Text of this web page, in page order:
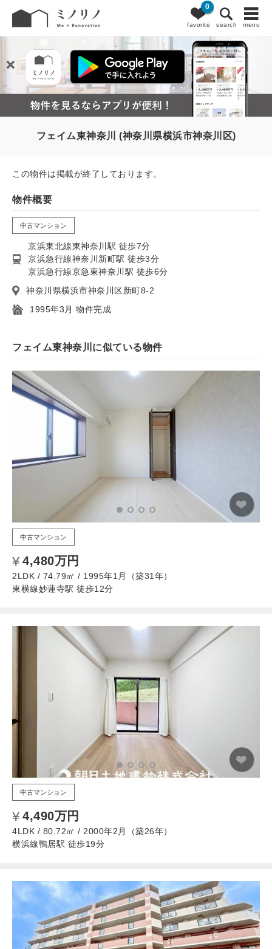
favorite
0
search menu
フェイム東神奈川 (神奈川県横浜市神奈川区)
この物件は掲載が終了しております。
物件概要
中古マンション
京浜東北線東神奈川駅 徒歩7分
京浜急行線神奈川新町駅 徒歩3分
京浜急行線京急東神奈川駅 徒歩6分
神奈川県横浜市神奈川区新町8-2
1995年3月 物件完成
フェイム東神奈川に似ている物件
中古マンション
4,480万円
2LDK / 74.79㎡ / 1995年1月（築31年）
東横線妙蓮寺駅 徒歩12分
中古マンション
4,490万円
4LDK / 80.72㎡ / 2000年2月（築26年）
横浜線鴨居駅 徒歩19分